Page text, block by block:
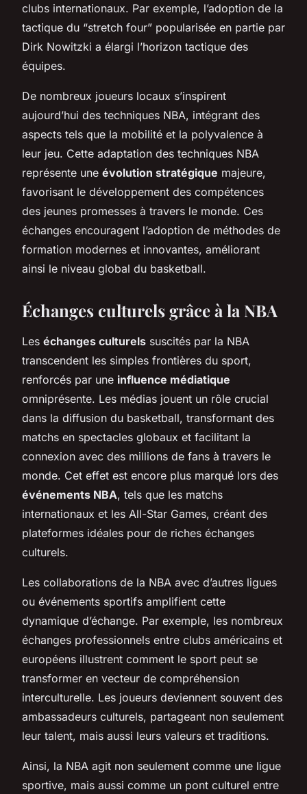
clubs internationaux. Par exemple, l’adoption de la
tactique du “stretch four” popularisée en partie par
Dirk Nowitzki a élargi l’horizon tactique des
équipes.
De nombreux joueurs locaux s’inspirent
aujourd’hui des techniques NBA, intégrant des
aspects tels que la mobilité et la polyvalence à
leur jeu. Cette adaptation des techniques NBA
représente une évolution stratégique majeure,
favorisant le développement des compétences
des jeunes promesses à travers le monde. Ces
échanges encouragent l’adoption de méthodes de
formation modernes et innovantes, améliorant
ainsi le niveau global du basketball.
Échanges culturels grâce à la NBA
Les échanges culturels suscités par la NBA
transcendent les simples frontières du sport,
renforcés par une influence médiatique
omniprésente. Les médias jouent un rôle crucial
dans la diffusion du basketball, transformant des
matchs en spectacles globaux et facilitant la
connexion avec des millions de fans à travers le
monde. Cet effet est encore plus marqué lors des
événements NBA, tels que les matchs
internationaux et les All-Star Games, créant des
plateformes idéales pour de riches échanges
culturels.
Les collaborations de la NBA avec d’autres ligues
ou événements sportifs amplifient cette
dynamique d’échange. Par exemple, les nombreux
échanges professionnels entre clubs américains et
européens illustrent comment le sport peut se
transformer en vecteur de compréhension
interculturelle. Les joueurs deviennent souvent des
ambassadeurs culturels, partageant non seulement
leur talent, mais aussi leurs valeurs et traditions.
Ainsi, la NBA agit non seulement comme une ligue
sportive, mais aussi comme un pont culturel entre